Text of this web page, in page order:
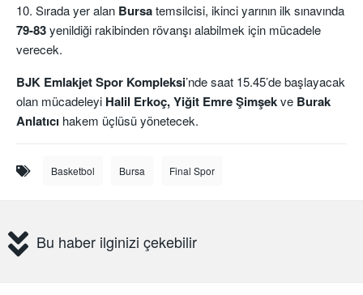
10. Sırada yer alan Bursatemsilcisi, ikinci yarının ilk sınavında
79-83yenildiği rakibinden rövanşı alabilmek için mücadele
verecek.
BJK Emlakjet Spor Kompleksi’nde saat 15.45’de başlayacak
olan mücadeleyi Halil Erkoç, Yiğit Emre Şimşekve Burak
Anlatıcı hakem üçlüsü yönetecek.
Basketbol Bursa Final Spor
Bu haber ilginizi çekebilir